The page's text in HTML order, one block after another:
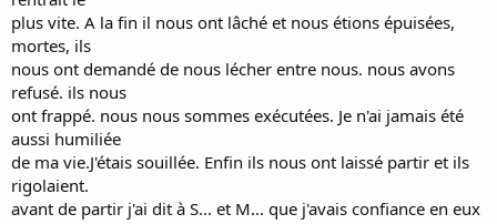
plus vite. A la fin il nous ont lâché et nous étions épuisées,
mortes, ils
nous ont demandé de nous lécher entre nous. nous avons
refusé. ils nous
ont frappé. nous nous sommes exécutées. Je n'ai jamais été
aussi humiliée
de ma vie.J'étais souillée. Enfin ils nous ont laissé partir et ils
rigolaient.
avant de partir j'ai dit à S... et M... que j'avais confiance en eux